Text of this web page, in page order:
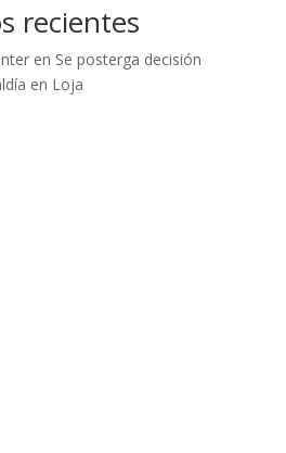
recientes
en Se posterga decisión
en Loja